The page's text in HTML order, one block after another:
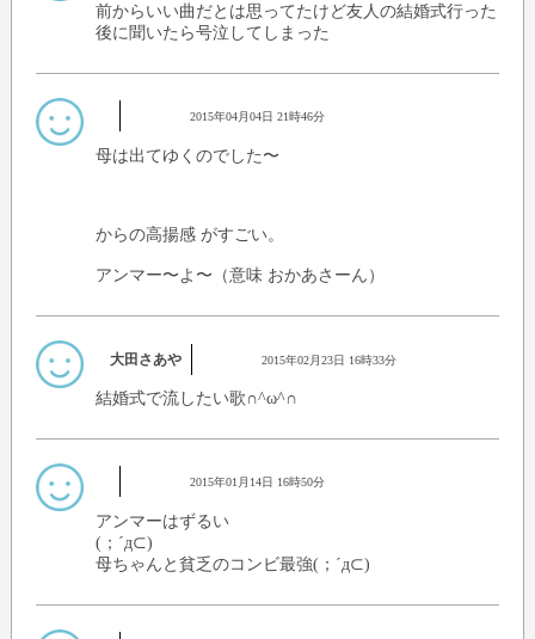
前からいい曲だとは思ってたけど友人の結婚式行った
後に聞いたら号泣してしまった
2015年04月04日 21時46分
母は出てゆくのでした〜
からの高揚感 がすごい。
アンマー〜よ〜（意味 おかあさーん）
大田さあや 2015年02月23日 16時33分
結婚式で流したい歌∩^ω^∩
2015年01月14日 16時50分
アンマーはずるい
(；´д⊂)
母ちゃんと貧乏のコンビ最強(；´д⊂)